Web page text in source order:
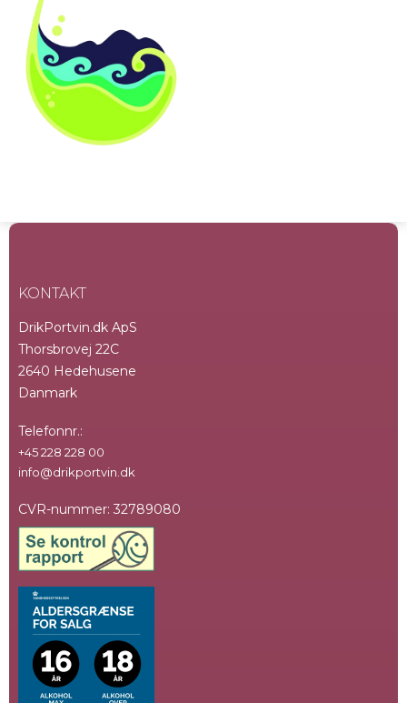
KONTAKT
DrikPortvin.dk ApS
Thorsbrovej 22C
2640 Hedehusene
Danmark
Telefonnr.:
+45 228 228 00
info@drikportvin.dk
CVR-nummer: 32789080